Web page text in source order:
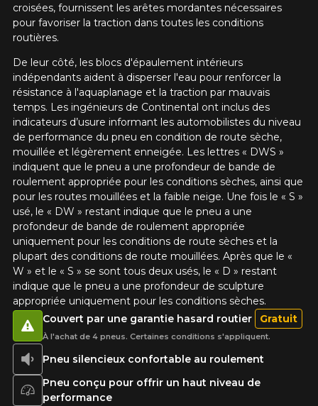
croisées, fournissent les arêtes mordantes nécessaires
pour favoriser la traction dans toutes les conditions
routières.
De leur côté, les blocs d'épaulement intérieurs
indépendants aident à disperser l'eau pour renforcer la
résistance à l'aquaplanage et la traction par mauvais
temps. Les ingénieurs de Continental ont inclus des
indicateurs d’usure informant les automobilistes du niveau
de performance du pneu en condition de route sèche,
mouillée et légèrement enneigée. Les lettres « DWS »
indiquent que le pneu a une profondeur de bande de
roulement appropriée pour les conditions sèches, ainsi que
pour les routes mouillées et la faible neige. Une fois le « S »
usé, le « DW » restant indique que le pneu a une
profondeur de bande de roulement appropriée
uniquement pour les conditions de route sèches et la
plupart des conditions de route mouillées. Après que le «
W » et le « S » se sont tous deux usés, le « D » restant
indique que le pneu a une profondeur de sculpture
appropriée uniquement pour les conditions sèches.
Pneu silencieux confortable au roulement
Pneu conçu pour offrir un haut niveau de
performance
Couvert par une garantie hasard routier Gratuit
À l'achat de 4 pneus. Certaines conditions s'appliquent.